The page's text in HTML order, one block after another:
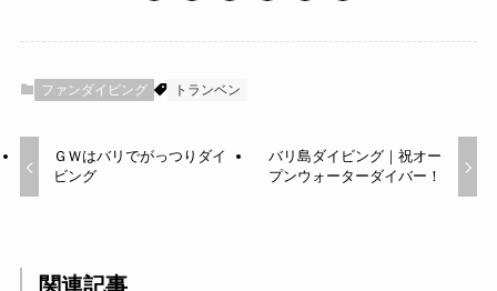
ファンダイビング トランベン
ＧＷはバリでがっつりダイ
ビング
バリ島ダイビング｜祝オー
プンウォーターダイバー！
関連記事